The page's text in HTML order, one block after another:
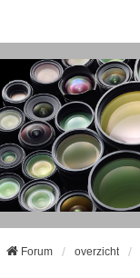
Forum overzicht